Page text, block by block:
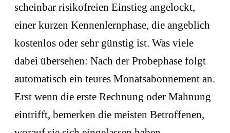
scheinbar risikofreien Einstieg angelockt,
einer kurzen Kennenlernphase, die angeblich
kostenlos oder sehr günstig ist. Was viele
dabei übersehen: Nach der Probephase folgt
automatisch ein teures Monatsabonnement an.
Erst wenn die erste Rechnung oder Mahnung
eintrifft, bemerken die meisten Betroffenen,